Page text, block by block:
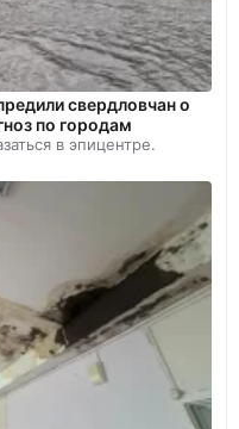
свердловчан о
по городам
в эпицентре.